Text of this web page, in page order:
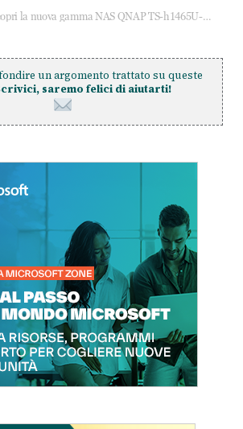
Scopri la nuova gamma NAS QNAP TS-h1465U-RP, TS-h1065eU e TS-h665U: storage aziendale con ZFS, DDR5, E1.S NVMe e connettività 2.5GbE per backup, virtualizzazione e cybersecurity.
un argomento trattato su queste
saremo felici di aiutarti!